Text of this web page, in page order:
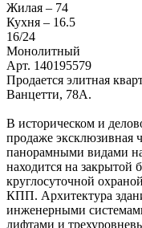
Жилая – 74
Кухня – 16.5
16/24
Монолитный
Арт. 140195579
Продается элитная
Ванцетти, 78А.
В историческом и
продаже эксклюзивная
панорамными видами
находится на закрытой
круглосуточной
КПП. Архитектура
инженерными
лифтами и